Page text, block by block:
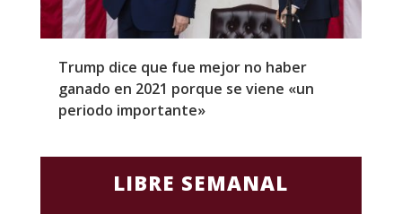
Trump dice que fue mejor no haber
ganado en 2021 porque se viene «un
periodo importante»
LIBRE SEMANAL